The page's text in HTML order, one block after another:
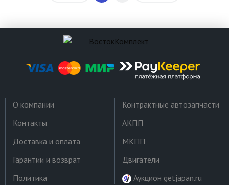
О компании
Контакты
Доставка и оплата
Гарантии и возврат
Политика
Контрактные автозапчасти
АКПП
МКПП
Двигатели
Аукцион getjapan.ru